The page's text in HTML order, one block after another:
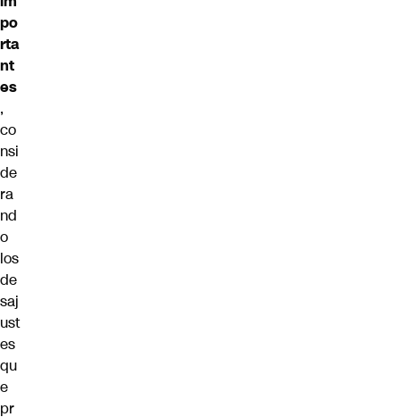
po
rta
nt
es
,
co
nsi
de
ra
nd
o
los
de
saj
ust
es
qu
e
pr